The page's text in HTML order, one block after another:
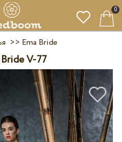
0
>> Ema Bride
V-77